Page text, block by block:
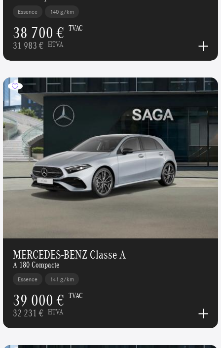
Essence 140 g/km
38 700 € TVAC
31 983 € HTVA
MERCEDES-BENZ Classe A
A 180 Compacte
Essence 141 g/km
39 000 € TVAC
32 231 € HTVA